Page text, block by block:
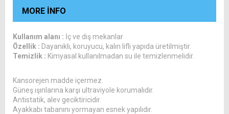
MORE INFO
Kullanım alanı : İç ve dış mekanlar
Özellik : Dayanıklı, koruyucu, kalın lifli yapıda üretilmiştir.
Temizlik : Kimyasal kullanılmadan su ile temizlenmelidir.
Kansorejen madde içermez.
Güneş ışınlarına karşı ultraviyole korumalıdır.
Antistatik, alev geciktiricidir.
Ayakkabı tabanını yormayan esnek yapılıdır.